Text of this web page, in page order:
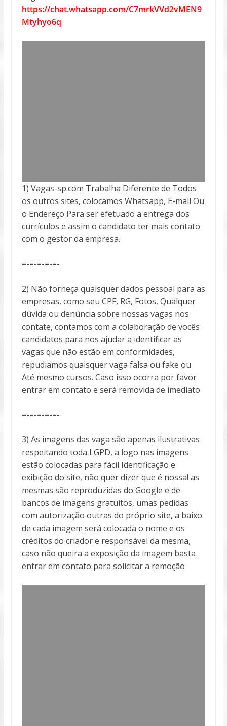
https://chat.whatsapp.com/C7mrkVVd2vMEN9
Mtyhyo6q
1) Vagas-sp.com Trabalha Diferente de Todos
os outros sites, colocamos Whatsapp, E-mail Ou
o Endereço Para ser efetuado a entrega dos
currículos e assim o candidato ter mais contato
com o gestor da empresa.
=-=-=-=-=-
2) Não forneça quaisquer dados pessoal para as
empresas, como seu CPF, RG, Fotos, Qualquer
dúvida ou denúncia sobre nossas vagas nos
contate, contamos com a colaboração de vocês
candidatos para nos ajudar a identificar as
vagas que não estão em conformidades,
repudiamos quaisquer vaga falsa ou fake ou
Até mesmo cursos. Caso isso ocorra por favor
entrar em contato e será removida de imediato
=-=-=-=-=-
3) As imagens das vaga são apenas ilustrativas
respeitando toda LGPD, a logo nas imagens
estão colocadas para fácil Identificação e
exibição do site, não quer dizer que é nossa! as
mesmas são reproduzidas do Google e de
bancos de imagens gratuitos, umas pedidas
com autorização outras do próprio site, a baixo
de cada imagem será colocada o nome e os
créditos do criador e responsável da mesma,
caso não queira a exposição da imagem basta
entrar em contato para solicitar a remoção